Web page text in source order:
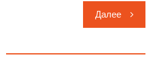
Далее